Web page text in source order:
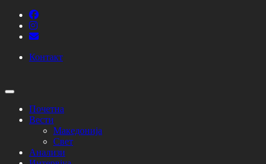
Контакт
Почетна
Вести
Македонија
Свет
Анализи